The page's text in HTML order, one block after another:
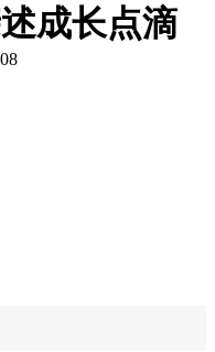
成长点滴